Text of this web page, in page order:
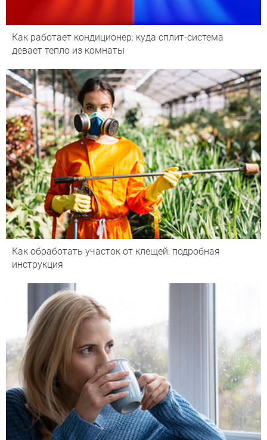
Как работает кондиционер: куда сплит-система
девает тепло из комнаты
Как обработать участок от клещей: подробная
инструкция